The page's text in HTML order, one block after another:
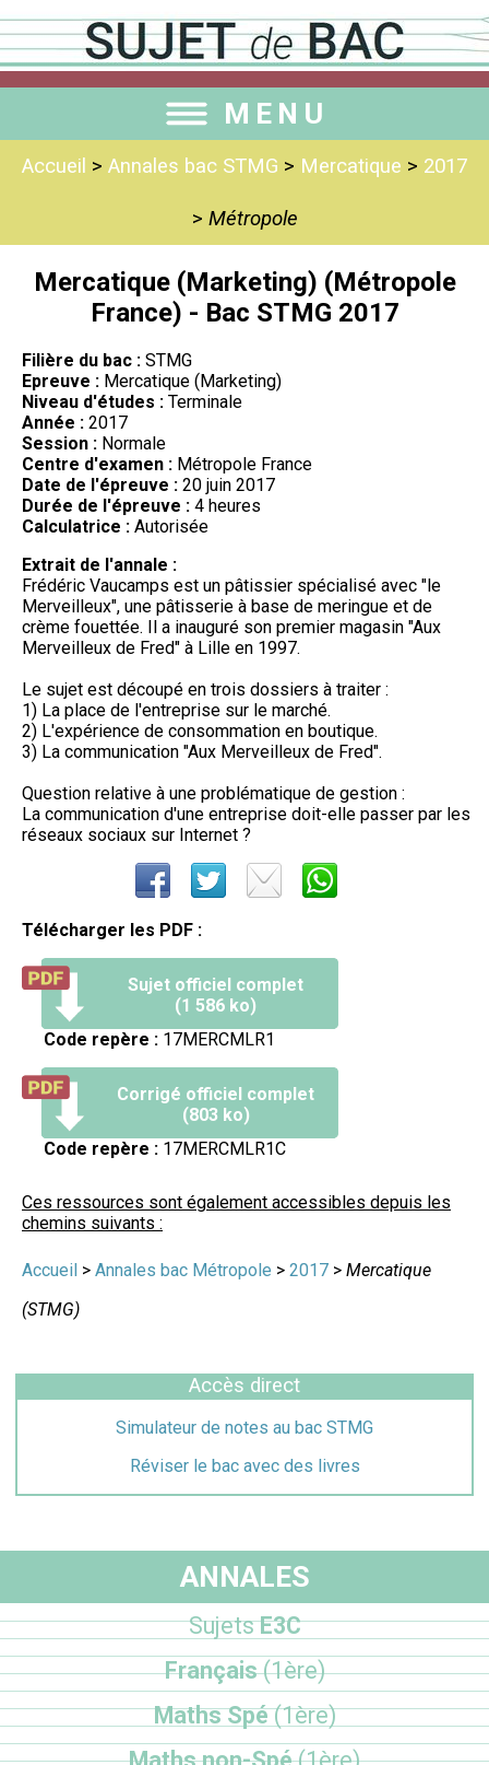
MENU
Accueil > Annales bac STMG > Mercatique > 2017
> Métropole
Mercatique (Marketing) (Métropole
France) - Bac STMG 2017
Filière du bac : STMG
Epreuve : Mercatique (Marketing)
Niveau d'études : Terminale
Année : 2017
Session : Normale
Centre d'examen : Métropole France
Date de l'épreuve : 20 juin 2017
Durée de l'épreuve : 4 heures
Calculatrice : Autorisée
Extrait de l'annale :
Frédéric Vaucamps est un pâtissier spécialisé avec "le
Merveilleux", une pâtisserie à base de meringue et de
crème fouettée. Il a inauguré son premier magasin "Aux
Merveilleux de Fred" à Lille en 1997.
Le sujet est découpé en trois dossiers à traiter :
1) La place de l'entreprise sur le marché.
2) L'expérience de consommation en boutique.
3) La communication "Aux Merveilleux de Fred".
Question relative à une problématique de gestion :
La communication d'une entreprise doit-elle passer par les
réseaux sociaux sur Internet ?
Télécharger les PDF :
Sujet officiel complet
(1 586 ko)
Code repère : 17MERCMLR1
Corrigé officiel complet
(803 ko)
Code repère : 17MERCMLR1C
Ces ressources sont également accessibles depuis les
chemins suivants :
Accueil > Annales bac Métropole > 2017 > Mercatique
(STMG)
Accès direct
Simulateur de notes au bac STMG
Réviser le bac avec des livres
ANNALES
SujetsE3C
Français(1ère)
Maths Spé(1ère)